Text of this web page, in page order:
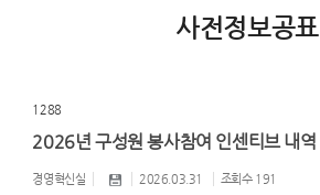
사전정보공표
1288
2026년 구성원 봉사참여 인센티브 내역
경영혁신실 2026.03.31 조회수 191